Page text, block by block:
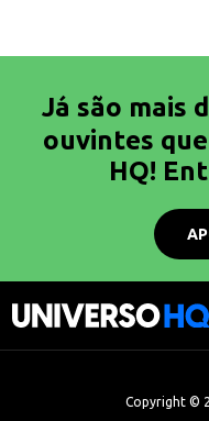
Já são mais
ouvintes
HQ!
Copyright ©